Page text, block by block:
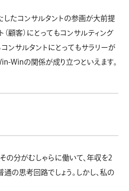
したコンサルタントの参画が大前提
（顧客）にとってもコンサルティング
ンサルタントにとってもサラリーが
Winの関係が成り立つといえます。
の分がむしゃらに働いて、年収を2
の思考回路でしょう。しかし、私の